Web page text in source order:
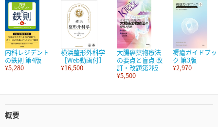
内科レジデント
の鉄則 第4版
¥5,280
横浜整形外科学
［Web動画付］
¥16,500
大腸癌薬物療法
の要点と盲点 改
訂・改題第2版
¥5,500
褥瘡ガイドブッ
ク 第3版
¥2,970
概要